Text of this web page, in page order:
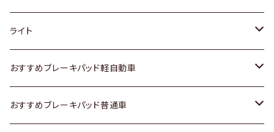
ホンダ
スズキ
日産
トヨタ
ホンダ
スズキ
ライト
トヨタ
スズキ
おすすめブレーキパッド軽自動車
トヨタ
おすすめブレーキパッド普通車